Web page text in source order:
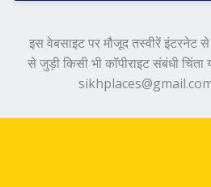
इस वेबसाइट पर मौजूद तस्वीरें इंटरनेट से
से जुड़ी किसी भी कॉपीराइट संबंधी